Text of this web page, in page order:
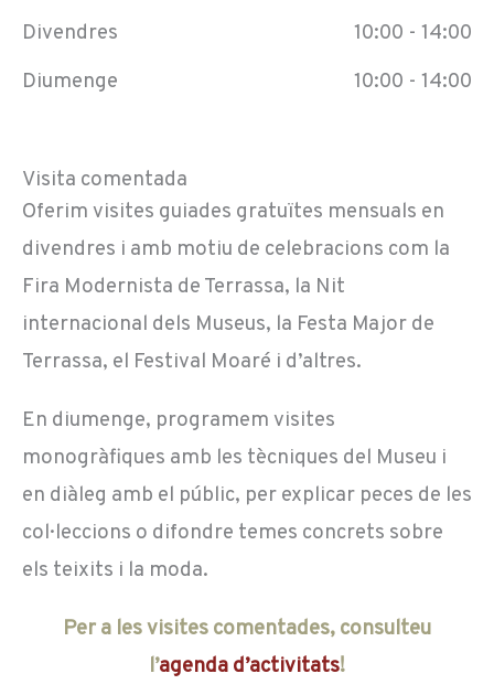
Divendres
10:00 - 14:00
Diumenge
10:00 - 14:00
Visita comentada
Oferim visites guiades gratuïtes mensuals en
divendres i amb motiu de celebracions com la
Fira Modernista de Terrassa, la Nit
internacional dels Museus, la Festa Major de
Terrassa, el Festival Moaré i d’altres.
En diumenge, programem visites
monogràfiques amb les tècniques del Museu i
en diàleg amb el públic, per explicar peces de les
col·leccions o difondre temes concrets sobre
els teixits i la moda.
Per a les visites comentades, consulteu
l’agenda d’activitats!